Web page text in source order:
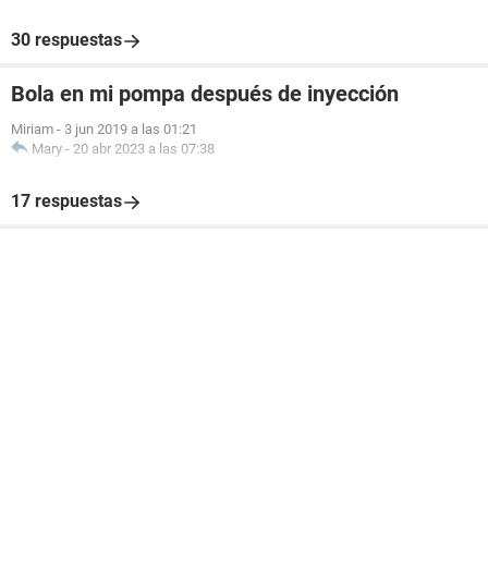
30 respuestas
Bola en mi pompa después de inyección
Miriam - 3 jun 2019 a las 01:21
Mary - 20 abr 2023 a las 07:38
17 respuestas